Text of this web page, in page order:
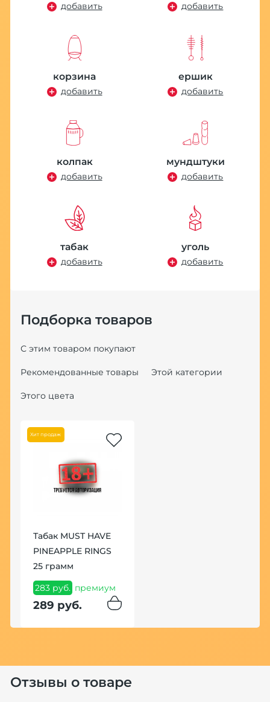
добавить добавить
корзина
добавить
ершик
добавить
колпак
добавить
мундштуки
добавить
табак
добавить
уголь
добавить
Подборка товаров
С этим товаром покупают
Рекомендованные товары Этой категории
Этого цвета
Хит продаж
Табак MUST HAVE
PINEAPPLE RINGS
25 грамм
283 руб. премиум
289 руб.
Отзывы о товаре